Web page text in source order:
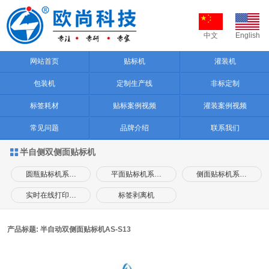
中文 English
网站首页 贴标机 灌装机
包装机 定制生产线 非标定制
标签耗材 贴标案例视频 灌装案例视频
常见问题 品牌介绍 联系我们
 半自侧双侧面贴标机
圆瓶贴标机系… 平面贴标机系… 侧面贴标机系…
实时在线打印… 标签剥离机
产品标题: 半自动双侧面贴标机AS-S13